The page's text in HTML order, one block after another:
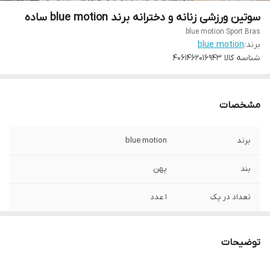
سوتین ورزشی زنانه و دخترانه برند blue motion ساده
blue motion Sport Bras
برند:blue motion
شناسه کالا 4061462016943
مشخصات
برند blue motion
بند پهن
تعداد در پک 1 عدد
توضیحات